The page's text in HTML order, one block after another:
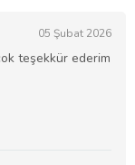
05 Şubat 2026
teşekkür ederim